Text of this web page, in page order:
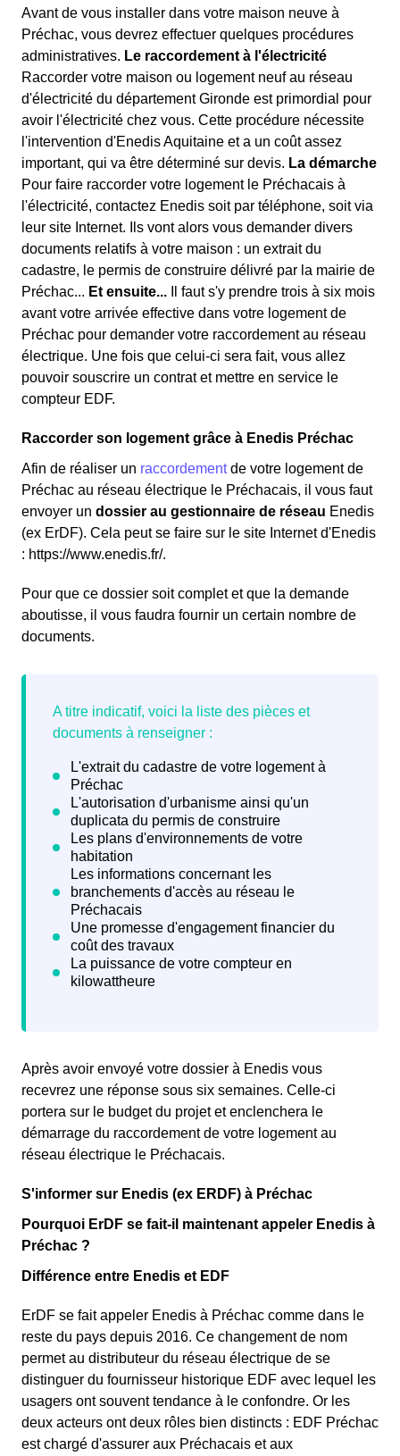
Avant de vous installer dans votre maison neuve à
Préchac, vous devrez effectuer quelques procédures
administratives. Le raccordement à l'électricité
Raccorder votre maison ou logement neuf au réseau
d'électricité du département Gironde est primordial pour
avoir l'électricité chez vous. Cette procédure nécessite
l'intervention d'Enedis Aquitaine et a un coût assez
important, qui va être déterminé sur devis. La démarche
Pour faire raccorder votre logement le Préchacais à
l'électricité, contactez Enedis soit par téléphone, soit via
leur site Internet. Ils vont alors vous demander divers
documents relatifs à votre maison : un extrait du
cadastre, le permis de construire délivré par la mairie de
Préchac... Et ensuite... Il faut s'y prendre trois à six mois
avant votre arrivée effective dans votre logement de
Préchac pour demander votre raccordement au réseau
électrique. Une fois que celui-ci sera fait, vous allez
pouvoir souscrire un contrat et mettre en service le
compteur EDF.
Raccorder son logement grâce à Enedis Préchac
Afin de réaliser un raccordementde votre logement de
Préchac au réseau électrique le Préchacais, il vous faut
envoyer un dossier au gestionnaire de réseau Enedis
(ex ErDF). Cela peut se faire sur le site Internet d'Enedis
: https://www.enedis.fr/.
Pour que ce dossier soit complet et que la demande
aboutisse, il vous faudra fournir un certain nombre de
documents.
Après avoir envoyé votre dossier à Enedis vous
recevrez une réponse sous six semaines. Celle-ci
portera sur le budget du projet et enclenchera le
démarrage du raccordement de votre logement au
réseau électrique le Préchacais.
S'informer sur Enedis (ex ERDF) à Préchac
Pourquoi ErDF se fait-il maintenant appeler Enedis à
Préchac ?
Différence entre Enedis et EDF
ErDF se fait appeler Enedis à Préchac comme dans le
reste du pays depuis 2016. Ce changement de nom
permet au distributeur du réseau électrique de se
distinguer du fournisseur historique EDF avec lequel les
usagers ont souvent tendance à le confondre. Or les
deux acteurs ont deux rôles bien distincts : EDF Préchac
est chargé d'assurer aux Préchacais et aux